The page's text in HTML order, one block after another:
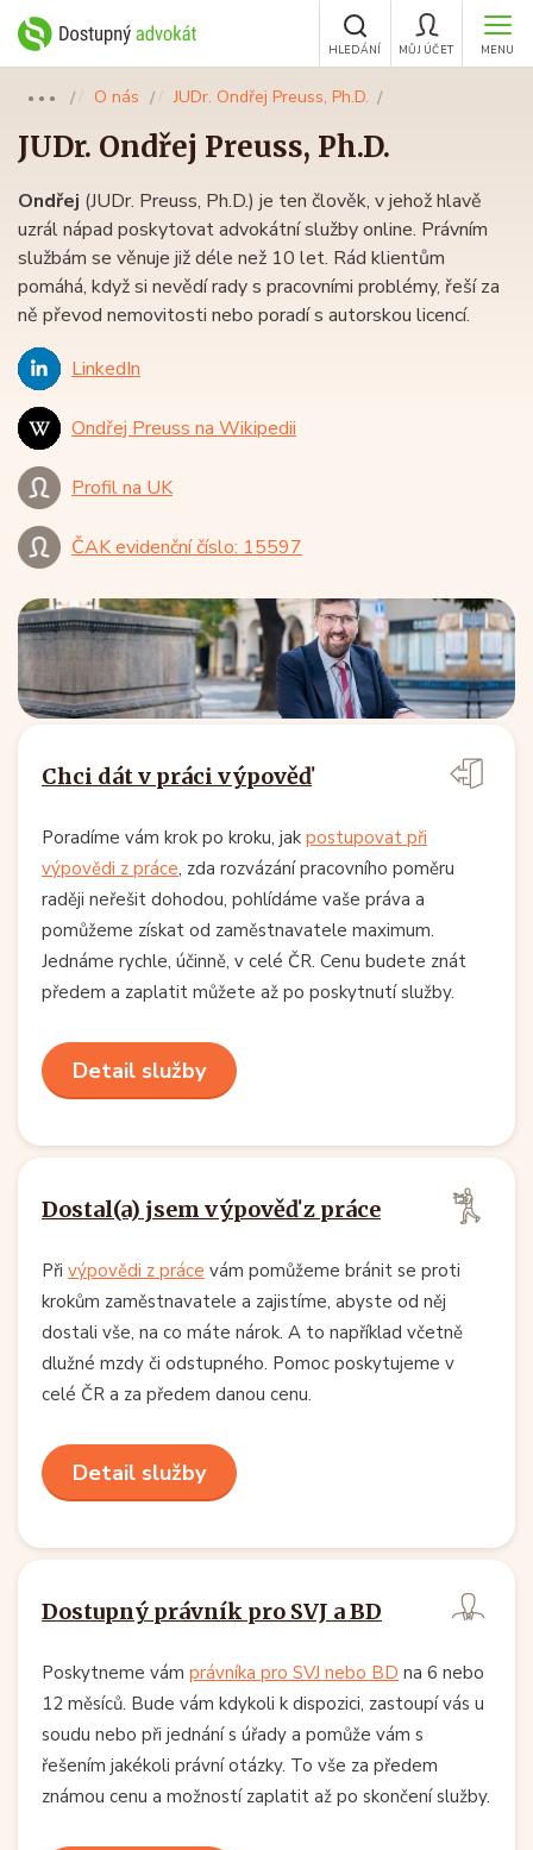
MENU
MŮJ ÚČET
HLEDÁNÍ
●●● O nás JUDr. Ondřej Preuss, Ph.D.
JUDr. Ondřej Preuss, Ph.D.
Ondřej (JUDr. Preuss, Ph.D.) je ten člověk, v jehož hlavě
uzrál nápad poskytovat advokátní služby online. Právním
službám se věnuje již déle než 10 let. Rád klientům
pomáhá, když si nevědí rady s pracovními problémy, řeší za
ně převod nemovitosti nebo poradí s autorskou licencí.
LinkedIn
Ondřej Preuss na Wikipedii
Profil na UK
ČAK evidenční číslo: 15597
Chci dát v práci výpověď
Poradíme vám krok po kroku, jak postupovat při
výpovědi z práce, zda rozvázání pracovního poměru
raději neřešit dohodou, pohlídáme vaše práva a
pomůžeme získat od zaměstnavatele maximum.
Jednáme rychle, účinně, v celé ČR. Cenu budete znát
předem a zaplatit můžete až po poskytnutí služby.
Detail služby
Dostal(a) jsem výpověď z práce
Při výpovědi z práce vám pomůžeme bránit se proti
krokům zaměstnavatele a zajistíme, abyste od něj
dostali vše, na co máte nárok. A to například včetně
dlužné mzdy či odstupného. Pomoc poskytujeme v
celé ČR a za předem danou cenu.
Detail služby
Dostupný právník pro SVJ a BD
Poskytneme vám právníka pro SVJ nebo BD na 6 nebo
12 měsíců. Bude vám kdykoli k dispozici, zastoupí vás u
soudu nebo při jednání s úřady a pomůže vám s
řešením jakékoli právní otázky. To vše za předem
známou cenu a možností zaplatit až po skončení služby.